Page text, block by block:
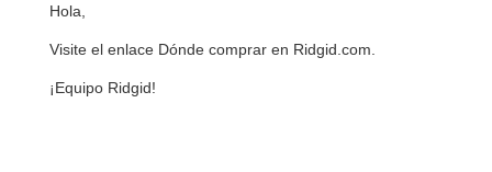
Hola,
Visite el enlace Dónde comprar en Ridgid.com.
¡Equipo Ridgid!